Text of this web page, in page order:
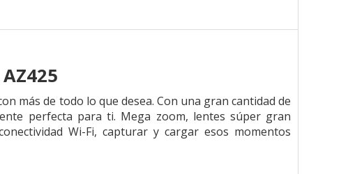
más de todo lo que desea. Con una gran cantidad de
perfecta para ti. Mega zoom, lentes súper gran
Wi-Fi, capturar y cargar esos momentos